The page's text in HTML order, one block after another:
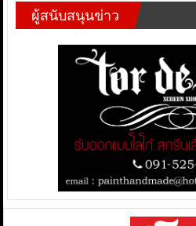
ผู้สนับสนุนข่าว